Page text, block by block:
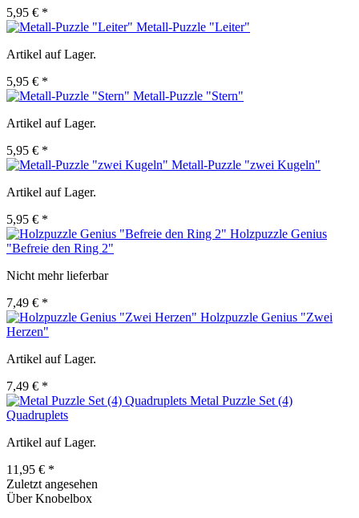
5,95 € *
Metall-Puzzle "Leiter"
Artikel auf Lager.
5,95 € *
Metall-Puzzle "Stern"
Artikel auf Lager.
5,95 € *
Metall-Puzzle "zwei Kugeln"
Artikel auf Lager.
5,95 € *
Holzpuzzle Genius
"Befreie den Ring 2"
Nicht mehr lieferbar
7,49 € *
Holzpuzzle Genius "Zwei
Herzen"
Artikel auf Lager.
7,49 € *
Metal Puzzle Set (4)
Quadruplets
Artikel auf Lager.
11,95 € *
Zuletzt angesehen
Über Knobelbox